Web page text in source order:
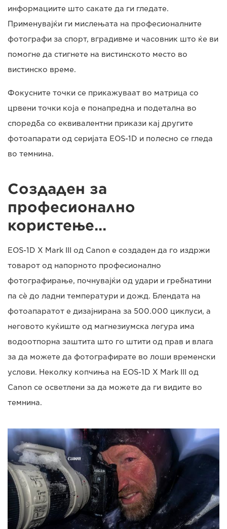
информациите што сакате да ги гледате.
Применувајќи ги мислењата на професионалните
фотографи за спорт, вградивме и часовник што ќе ви
помогне да стигнете на вистинското место во
вистинско време.
Фокусните точки се прикажуваат во матрица со
црвени точки која е понапредна и подетална во
споредба со еквивалентни прикази кај другите
фотоапарати од серијата EOS-1D и полесно се гледа
во темнина.
Создаден за
професионално
користење…
EOS-1D X Mark III од Canon е создаден да го издржи
товарот од напорното професионално
фотографирање, почнувајќи од удари и гребнатини
па сè до ладни температури и дожд. Блендата на
фотоапаратот е дизајнирана за 500.000 циклуси, а
неговото куќиште од магнезиумска легура има
водоотпорна заштита што го штити од прав и влага
за да можете да фотографирате во лоши временски
услови. Неколку копчиња на EOS-1D X Mark III од
Canon се осветлени за да можете да ги видите во
темнина.